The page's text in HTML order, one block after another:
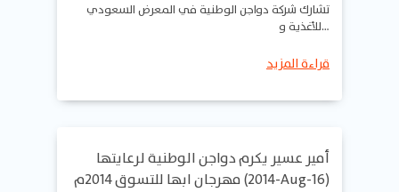
للأغذية و…
قراءة المزيد
أمير عسير يكرم دواجن الوطنية لرعايتها
مهرجان ابها للتسوق 2014م (2014-Aug-16)